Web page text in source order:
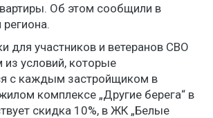
Об этом сообщили в
для участников и ветеранов СВО
из условий, которые
с каждым застройщиком в
комплексе „Другие берега“ в
скидка 10%, в ЖК „Белые